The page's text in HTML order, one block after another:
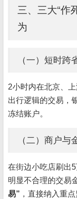
三、三大“作
为
（一）短时跨
2小时内在北京、
出行逻辑的交易，
冻结账户。
（二）商户与
在街边小吃店刷出
明显不合理的交易
易” ，直接纳入重点